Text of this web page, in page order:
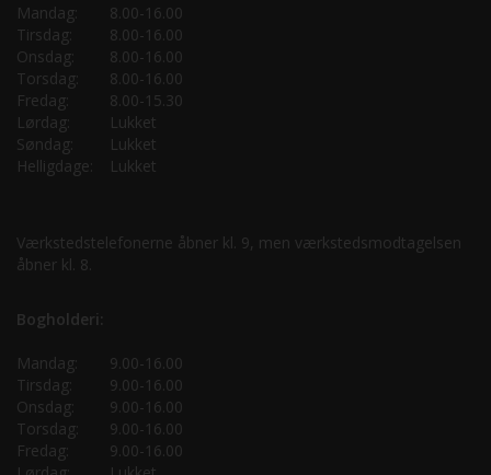
Mandag:
8.00-16.00
Tirsdag:
8.00-16.00
Onsdag:
8.00-16.00
Torsdag:
8.00-16.00
Fredag:
8.00-15.30
Lørdag:
Lukket
Søndag:
Lukket
Helligdage:
Lukket
Værkstedstelefonerne åbner kl. 9, men værkstedsmodtagelsen
åbner kl. 8.
Bogholderi:
Mandag:
9.00-16.00
Tirsdag:
9.00-16.00
Onsdag:
9.00-16.00
Torsdag:
9.00-16.00
Fredag:
9.00-16.00